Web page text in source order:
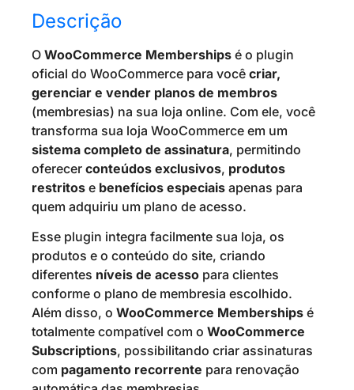
Descrição
O WooCommerce Memberships é o plugin
oficial do WooCommerce para você criar,
gerenciar e vender planos de membros
(membresias) na sua loja online. Com ele, você
transforma sua loja WooCommerce em um
sistema completo de assinatura, permitindo
oferecer conteúdos exclusivos, produtos
restritos e benefícios especiais apenas para
quem adquiriu um plano de acesso.
Esse plugin integra facilmente sua loja, os
produtos e o conteúdo do site, criando
diferentes níveis de acesso para clientes
conforme o plano de membresia escolhido.
Além disso, o WooCommerce Memberships é
totalmente compatível com o WooCommerce
Subscriptions, possibilitando criar assinaturas
com pagamento recorrente para renovação